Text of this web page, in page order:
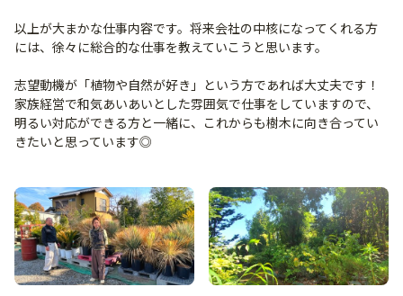
以上が大まかな仕事内容です。将来会社の中核になってくれる方
には、徐々に総合的な仕事を教えていこうと思います。
志望動機が「植物や自然が好き」という方であれば大丈夫です！
家族経営で和気あいあいとした雰囲気で仕事をしていますので、
明るい対応ができる方と一緒に、これからも樹木に向き合ってい
きたいと思っています◎